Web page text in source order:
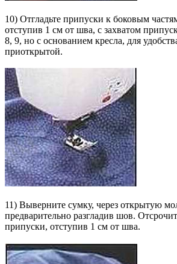
10) Отгладьте припуски к боковым
отступив 1 см от шва, с захватом
8, 9, но с основанием кресла, для
приоткрытой.
11) Выверните сумку, через открытую
предварительно разгладив шов.
припуски, отступив 1 см от шва.